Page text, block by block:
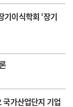
이식학회 ‘장기
가산업단지 기업